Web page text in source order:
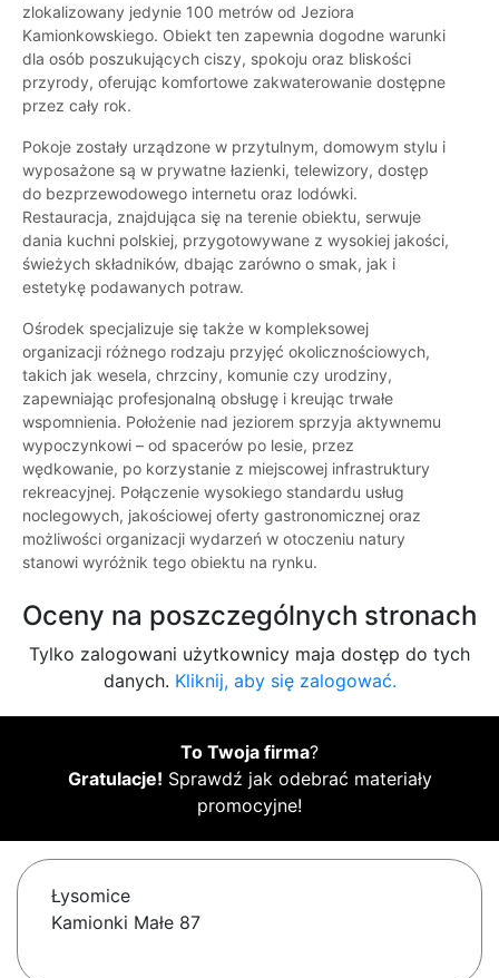
zlokalizowany jedynie 100 metrów od Jeziora
Kamionkowskiego. Obiekt ten zapewnia dogodne warunki
dla osób poszukujących ciszy, spokoju oraz bliskości
przyrody, oferując komfortowe zakwaterowanie dostępne
przez cały rok.
Pokoje zostały urządzone w przytulnym, domowym stylu i
wyposażone są w prywatne łazienki, telewizory, dostęp
do bezprzewodowego internetu oraz lodówki.
Restauracja, znajdująca się na terenie obiektu, serwuje
dania kuchni polskiej, przygotowywane z wysokiej jakości,
świeżych składników, dbając zarówno o smak, jak i
estetykę podawanych potraw.
Ośrodek specjalizuje się także w kompleksowej
organizacji różnego rodzaju przyjęć okolicznościowych,
takich jak wesela, chrzciny, komunie czy urodziny,
zapewniając profesjonalną obsługę i kreując trwałe
wspomnienia. Położenie nad jeziorem sprzyja aktywnemu
wypoczynkowi – od spacerów po lesie, przez
wędkowanie, po korzystanie z miejscowej infrastruktury
rekreacyjnej. Połączenie wysokiego standardu usług
noclegowych, jakościowej oferty gastronomicznej oraz
możliwości organizacji wydarzeń w otoczeniu natury
stanowi wyróżnik tego obiektu na rynku.
Oceny na poszczególnych stronach
Tylko zalogowani użytkownicy maja dostęp do tych
danych. Kliknij, aby się zalogować.
To Twoja firma?
Gratulacje! Sprawdź jak odebrać materiały
promocyjne!
Łysomice
Kamionki Małe 87